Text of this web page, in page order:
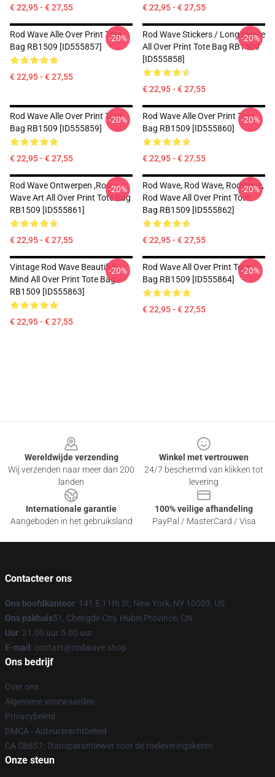
€ 22,95 - € 27,55 € 22,95 - € 27,55
Rod Wave Alle Over Print Tote
Bag RB1509 [ID555857]
€ 22,95 - € 27,55
-20%
Rod Wave Stickers / Long Sleeve
All Over Print Tote Bag RB1509
[ID555858]
€ 22,95 - € 27,55
-20%
Rod Wave Alle Over Print Tote
Bag RB1509 [ID555859]
€ 22,95 - € 27,55
-20%
Rod Wave Alle Over Print Tote
Bag RB1509 [ID555860]
€ 22,95 - € 27,55
-20%
Rod Wave Ontwerpen ,Rod
Wave Art All Over Print Tote Bag
RB1509 [ID555861]
€ 22,95 - € 27,55
-20%
Rod Wave, Rod Wave, RodWave,
Rod Wave All Over Print Tote
Bag RB1509 [ID555862]
€ 22,95 - € 27,55
-20%
Vintage Rod Wave Beautiful
Mind All Over Print Tote Bag
RB1509 [ID555863]
€ 22,95 - € 27,55
-20%
Rod Wave All Over Print Tote
Bag RB1509 [ID555864]
€ 22,95 - € 27,55
-20%
Wereldwijde verzending
Wij verzenden naar meer dan 200
landen
Winkel met vertrouwen
24/7 beschermd van klikken tot
levering
Internationale garantie
Aangeboden in het gebruiksland
100% veilige afhandeling
PayPal / MasterCard / Visa
Contacteer ons
Ons hoofdkantoor: 141 E 11th St, New York, NY 10003, US
Ons pakhuis51, Chengde City, Hubei Province, CN
Uur: 21.00 uur 5.00 uur
E-mail : contact@rodwave.shop
Ons bedrijf
Over ons
Algemene voorwaarden
Privacybeleid
DMCA - Auteursrechtbeleid
CA SB657: Transparantiewet voor de toeleveringsketen
Onze steun